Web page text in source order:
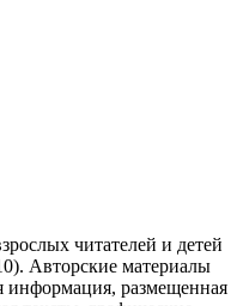
читателей и детей
Авторские материалы
размещенная